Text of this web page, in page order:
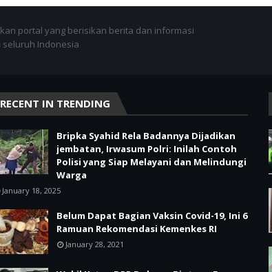
portal yang berisikan berita dan informasi
seluruh Indonesia
RECENT IN TRENDING
Bripka Syahid Rela Badannya Dijadikan
jembatan, Irwasum Polri: Inilah Contoh
Polisi yang Siap Melayani dan Melindungi
Warga
January 18, 2025
Belum Dapat Bagian Vaksin Covid-19, Ini 6
Ramuan Rekomendasi Kemenkes RI
January 28, 2021